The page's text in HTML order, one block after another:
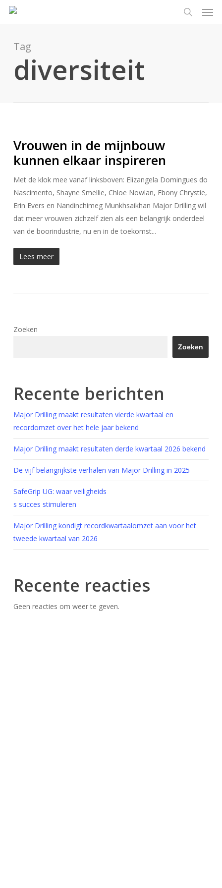
hoofdinhoud
Tag
diversiteit
Vrouwen in de mijnbouw
kunnen elkaar inspireren
Met de klok mee vanaf linksboven: Elizangela Domingues do
Nascimento, Shayne Smellie, Chloe Nowlan, Ebony Chrystie,
Erin Evers en Nandinchimeg Munkhsaikhan Major Drilling wil
dat meer vrouwen zichzelf zien als een belangrijk onderdeel
van de boorindustrie, nu en in de toekomst...
Lees meer
Zoeken
Zoeken
Recente berichten
Major Drilling maakt resultaten vierde kwartaal en
recordomzet over het hele jaar bekend
Major Drilling maakt resultaten derde kwartaal 2026 bekend
De vijf belangrijkste verhalen van Major Drilling in 2025
SafeGrip UG: waar veiligheids
s succes stimuleren
Major Drilling kondigt recordkwartaalomzet aan voor het
tweede kwartaal van 2026
Recente reacties
Geen reacties om weer te geven.